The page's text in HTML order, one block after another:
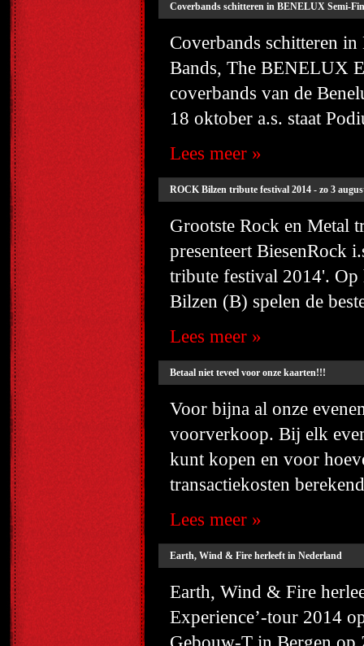
Coverbands schitteren in BENELUX Semi-
Coverbands schitteren
Bands, The BENELUX
coverbands van de
18 oktober a.s. staat
Lees meer »
ROCK Bilzen tribute festival 2014 - zo 3
Grootste Rock en Metal
presenteert BiesenRock
tribute festival 2014'. Op
Bilzen (B) spelen de
Lees meer »
Betaal niet teveel voor onze kaarten!!!
Voor bijna al onze
voorverkoop. Bij elk
kunt kopen en voor
transactiekosten
Lees meer »
Earth, Wind & Fire herleeft in Nederland
Earth, Wind & Fire
Experience’-tour 2014